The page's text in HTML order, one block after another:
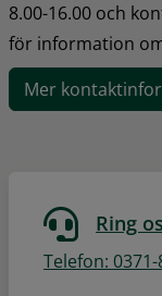
8.00-16.00 och
för information
Mer
Ring
Telefon: